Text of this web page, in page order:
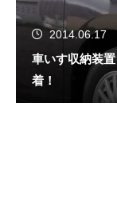
2014.06.17
車いす収納装
着！